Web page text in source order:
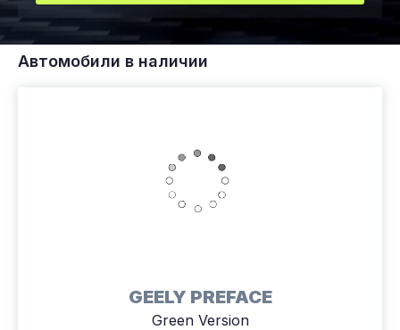
Автомобили в наличии
GEELY PREFACE
Green Version